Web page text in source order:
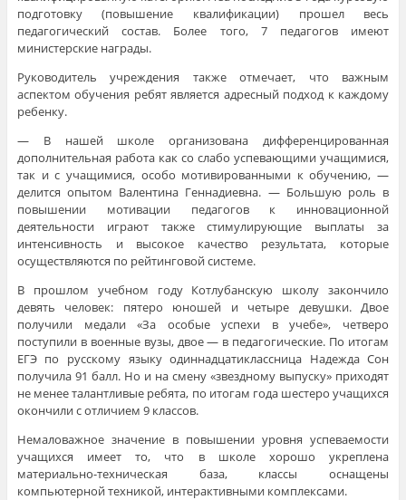
подготовку (повышение квалификации) прошел весь
педагогический состав. Более того, 7 педагогов имеют
министерские награды.
Руководитель учреждения также отмечает, что важным
аспектом обучения ребят является адресный подход к каждому
ребенку.
— В нашей школе организована дифференцированная
дополнительная работа как со слабо успевающими учащимися,
так и с учащимися, особо мотивированными к обучению, —
делится опытом Валентина Геннадиевна. — Большую роль в
повышении мотивации педагогов к инновационной
деятельности играют также стимулирующие выплаты за
интенсивность и высокое качество результата, которые
осуществляются по рейтинговой системе.
В прошлом учебном году Котлубанскую школу закончило
девять человек: пятеро юношей и четыре девушки. Двое
получили медали «За особые успехи в учебе», четверо
поступили в военные вузы, двое — в педагогические. По итогам
ЕГЭ по русскому языку одиннадцатиклассница Надежда Сон
получила 91 балл. Но и на смену «звездному выпуску» приходят
не менее талантливые ребята, по итогам года шестеро учащихся
окончили с отличием 9 классов.
Немаловажное значение в повышении уровня успеваемости
учащихся имеет то, что в школе хорошо укреплена
материально-техническая база, классы оснащены
компьютерной техникой, интерактивными комплексами.